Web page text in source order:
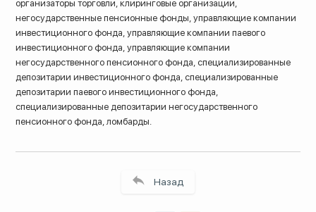
организаторы торговли, клиринговые организации,
негосударственные пенсионные фонды, управляющие компании
инвестиционного фонда, управляющие компании паевого
инвестиционного фонда, управляющие компании
негосударственного пенсионного фонда, специализированные
депозитарии инвестиционного фонда, специализированные
депозитарии паевого инвестиционного фонда,
специализированные депозитарии негосударственного
пенсионного фонда, ломбарды.
Назад